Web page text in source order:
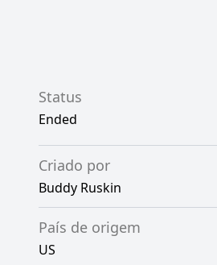
Status
Ended
Criado por
Buddy Ruskin
País de origem
US